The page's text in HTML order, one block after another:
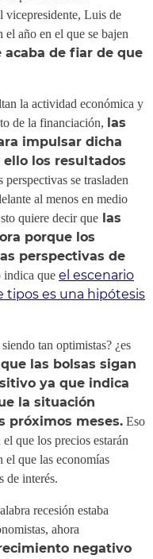
vicepresidente, Luis de
año en el que se bajen
acaba de fiar de que
la actividad económica y
de la financiación, las
impulsar dicha
los resultados
perspectivas se trasladen
al menos en medio
quiere decir que las
porque los
perspectivas de
indica que el escenario
tipos es una hipótesis
tan optimistas? ¿es
que las bolsas sigan
ya que indica
la situación
próximos meses. Eso
que los precios estarán
el que las economías
de interés.
recesión estaba
ahora
negativo